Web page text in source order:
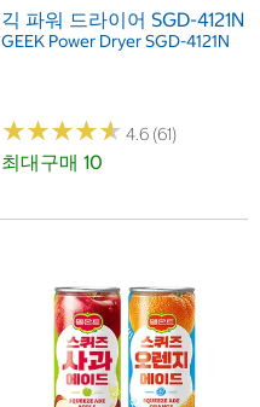
긱 파워 드라이어 SGD-4121N
GEEK Power Dryer SGD-4121N
★★★★★
★★★★★ 4.6 (61)
최대구매 10